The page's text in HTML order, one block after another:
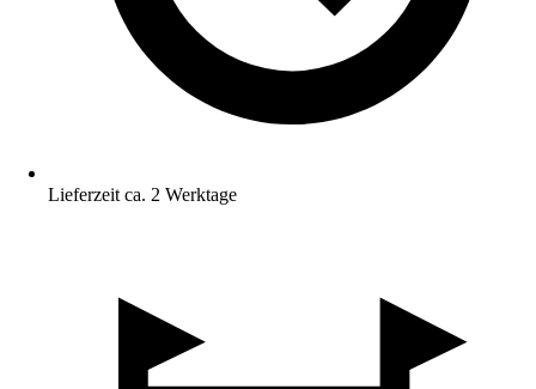
Lieferzeit ca. 2 Werktage